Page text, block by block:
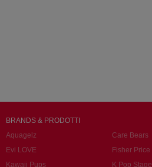
BRANDS & PRODOTTI
Aquagelz
Care Bears
Evi LOVE
Fisher Price
Kawaii Pups
K Pop Stage